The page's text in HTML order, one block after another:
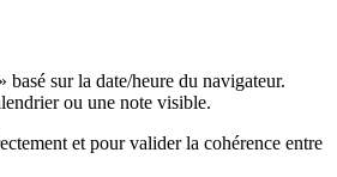
sur la date/heure du navigateur.
ou une note visible.
et pour valider la cohérence entre